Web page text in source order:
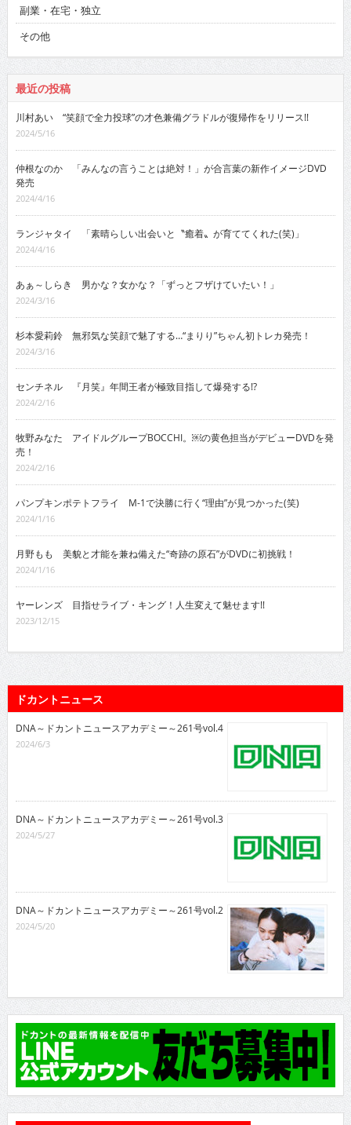
副業・在宅・独立
その他
最近の投稿
川村あい “笑顔で全力投球”の才色兼備グラドルが復帰作をリリース!!
2024/5/16
仲根なのか 「みんなの言うことは絶対！」が合言葉の新作イメージDVD
発売
2024/4/16
ランジャタイ 「素晴らしい出会いと〝癒着〟が育ててくれた(笑)」
2024/4/16
あぁ～しらき 男かな？女かな？「ずっとフザけていたい！」
2024/3/16
杉本愛莉鈴 無邪気な笑顔で魅了する…“まりり”ちゃん初トレカ発売！
2024/3/16
センチネル 『月笑』年間王者が極致目指して爆発する!?
2024/2/16
牧野みなた アイドルグループBOCCHI。￼の黄色担当がデビューDVDを発
売！
2024/2/16
パンプキンポテトフライ M-1で決勝に行く“理由”が見つかった(笑)
2024/1/16
月野もも 美貌と才能を兼ね備えた“奇跡の原石”がDVDに初挑戦！
2024/1/16
ヤーレンズ 目指せライブ・キング！人生変えて魅せます!!
2023/12/15
ドカントニュース
DNA～ドカントニュースアカデミー～261号vol.4
2024/6/3
DNA～ドカントニュースアカデミー～261号vol.3
2024/5/27
DNA～ドカントニュースアカデミー～261号vol.2
2024/5/20